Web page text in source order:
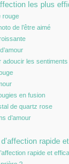
les plus
rouge
de l’être aimé
adoucir les sentiments
en fusion
de quartz rose
d’amour
rapide
rapide et